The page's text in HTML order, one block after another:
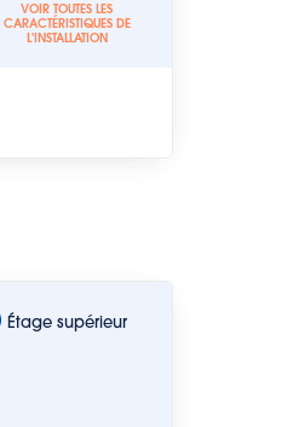
VOIR TOUTES LES
CARACTÉRISTIQUES DE
L'INSTALLATION
Étage supérieur